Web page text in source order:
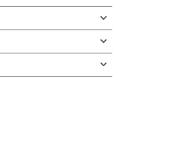
1 นาที เพื่อให้แรงน้ำพัด
ละอองต่างๆในสินค้า จะ
กับผิวของสินค้าได้